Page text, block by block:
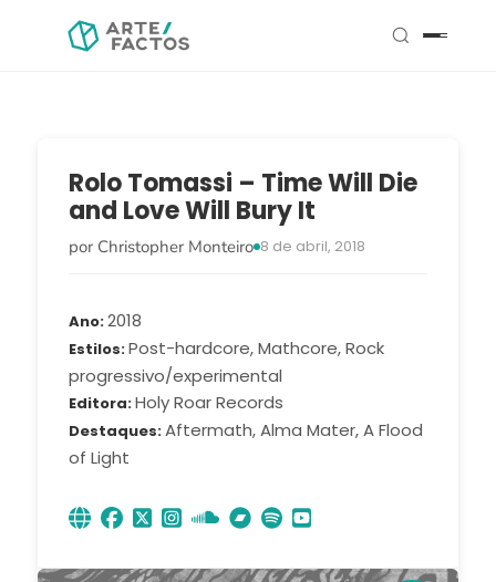
Rolo Tomassi – Time Will Die
and Love Will Bury It
por Christopher Monteiro 8 de abril, 2018
Ano 2018
Estilos Post-hardcore, Mathcore, Rock
progressivo/experimental
Editora Holy Roar Records
Destaques Aftermath, Alma Mater, A Flood
of Light